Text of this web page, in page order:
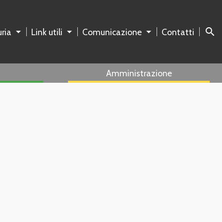
Link utili Comunicazione Contatti search
Amministrazione